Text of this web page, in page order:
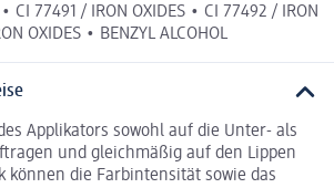
CI 77491 / IRON OXIDES • CI 77492 / IRON
OXIDES • BENZYL ALCOHOL
Applikators sowohl auf die Unter- als
und gleichmäßig auf den Lippen
können die Farbintensität sowie das